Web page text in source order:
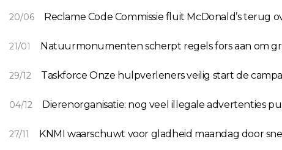
20/06 Reclame Code Commissie fluit McDonald’s terug
21/01 Natuurmonumenten scherpt regels fors aan om
29/12 Taskforce Onze hulpverleners veilig start de
04/12 Dierenorganisatie: nog veel illegale advertenties
27/11 KNMI waarschuwt voor gladheid maandag door